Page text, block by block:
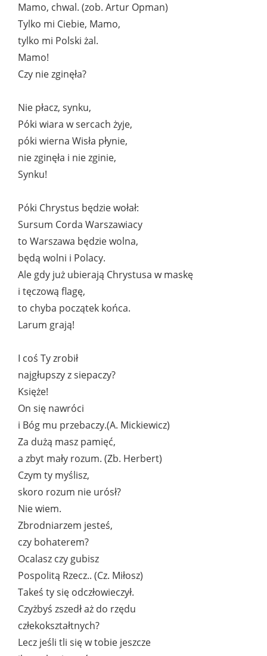
Mamo, chwal. (zob. Artur Opman)
Tylko mi Ciebie, Mamo,
tylko mi Polski żal.
Mamo!
Czy nie zginęła?
Nie płacz, synku,
Póki wiara w sercach żyje,
póki wierna Wisła płynie,
nie zginęła i nie zginie,
Synku!
Póki Chrystus będzie wołał:
Sursum Corda Warszawiacy
to Warszawa będzie wolna,
będą wolni i Polacy.
Ale gdy już ubierają Chrystusa w maskę
i tęczową flagę,
to chyba początek końca.
Larum grają!
I coś Ty zrobił
najgłupszy z siepaczy?
Księże!
On się nawróci
i Bóg mu przebaczy.(A. Mickiewicz)
Za dużą masz pamięć,
a zbyt mały rozum. (Zb. Herbert)
Czym ty myślisz,
skoro rozum nie urósł?
Nie wiem.
Zbrodniarzem jesteś,
czy bohaterem?
Ocalasz czy gubisz
Pospolitą Rzecz.. (Cz. Miłosz)
Takeś ty się odczłowieczył.
Czyżbyś zszedł aż do rzędu
człekokształtnych?
Lecz jeśli tli się w tobie jeszcze